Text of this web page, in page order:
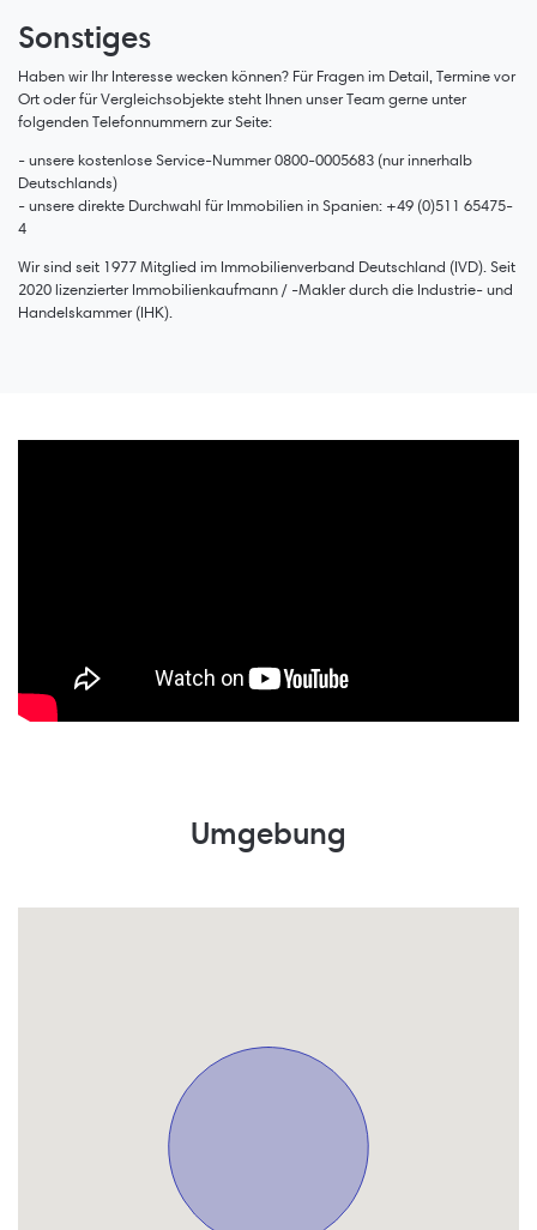
Sonstiges
Haben wir Ihr Interesse wecken können? Für Fragen im Detail, Termine vor
Ort oder für Vergleichsobjekte steht Ihnen unser Team gerne unter
folgenden Telefonnummern zur Seite:
- unsere kostenlose Service-Nummer 0800-0005683 (nur innerhalb
Deutschlands)
- unsere direkte Durchwahl für Immobilien in Spanien: +49 (0)511 65475-
4
Wir sind seit 1977 Mitglied im Immobilienverband Deutschland (IVD). Seit
2020 lizenzierter Immobilienkaufmann / -Makler durch die Industrie- und
Handelskammer (IHK).
Umgebung